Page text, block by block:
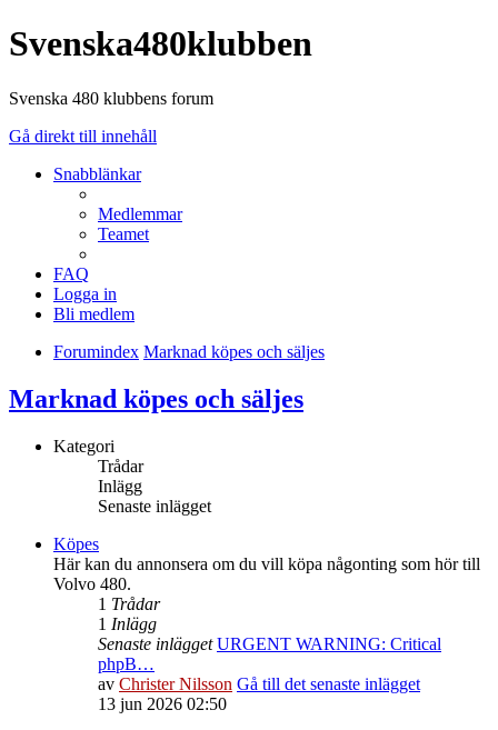
Svenska480klubben
Svenska 480 klubbens forum
Gå direkt till innehåll
Snabblänkar
Medlemmar
Teamet
FAQ
Logga in
Bli medlem
Forumindex Marknad köpes och säljes
Marknad köpes och säljes
Kategori
Trådar
Inlägg
Senaste inlägget
Köpes
Här kan du annonsera om du vill köpa någonting som hör till
Volvo 480.
1 Trådar
1 Inlägg
Senaste inlägget URGENT WARNING: Critical
phpB…
av Christer Nilsson Gå till det senaste inlägget
13 jun 2026 02:50